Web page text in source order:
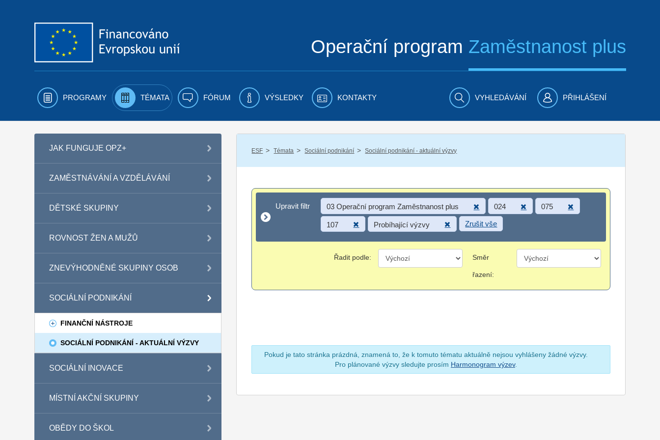
Operační program Zaměstnanost plus
PROGRAMY TÉMATA FÓRUM VÝSLEDKY KONTAKTY VYHLEDÁVÁNÍ PŘIHLÁŠENÍ
JAK FUNGUJE OPZ+
ZAMĚSTNÁVÁNÍ A VZDĚLÁVÁNÍ
DĚTSKÉ SKUPINY
ROVNOST ŽEN A MUŽŮ
ZNEVÝHODNĚNÉ SKUPINY OSOB
SOCIÁLNÍ PODNIKÁNÍ
FINANČNÍ NÁSTROJE
SOCIÁLNÍ PODNIKÁNÍ - AKTUÁLNÍ VÝZVY
SOCIÁLNÍ INOVACE
MÍSTNÍ AKČNÍ SKUPINY
OBĚDY DO ŠKOL
ESF / Témata / Sociální podnikání / Sociální podnikání - aktuální výzvy
Upravit filtr
Upravit filtr 03 Operační program Zaměstnanost plus 024 075
107 Probíhající výzvy Zrušit vše
Řadit podle: Směr
řazení:
Pokud je tato stránka prázdná, znamená to, že k tomuto tématu aktuálně nejsou vyhlášeny žádné výzvy.
Pro plánované výzvy sledujte prosím Harmonogram výzev.